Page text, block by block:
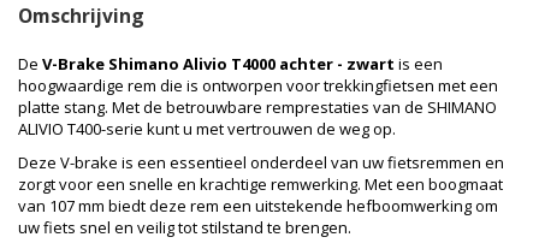
Omschrijving
De V-Brake Shimano Alivio T4000 achter - zwart is een
hoogwaardige rem die is ontworpen voor trekkingfietsen met een
platte stang. Met de betrouwbare remprestaties van de SHIMANO
ALIVIO T400-serie kunt u met vertrouwen de weg op.
Deze V-brake is een essentieel onderdeel van uw fietsremmen en
zorgt voor een snelle en krachtige remwerking. Met een boogmaat
van 107 mm biedt deze rem een uitstekende hefboomwerking om
uw fiets snel en veilig tot stilstand te brengen.